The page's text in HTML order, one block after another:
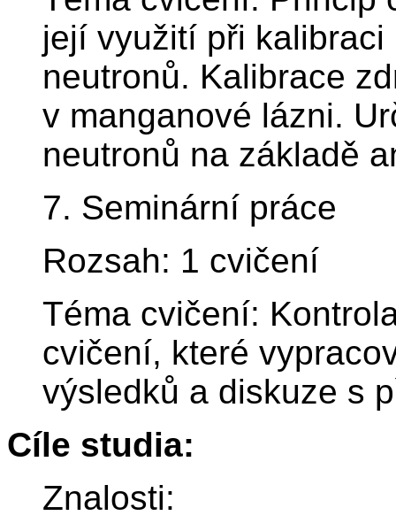
její využití při
neutronů. Kalibrace
v manganové lázni.
neutronů na základě
7. Seminární práce
Rozsah: 1 cvičení
Téma cvičení:
cvičení, které
výsledků a diskuze s
Cíle studia:
Znalosti: